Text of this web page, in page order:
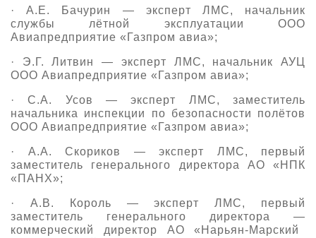
· А.Е. Бачурин — эксперт ЛМС, начальник
службы лётной эксплуатации ООО
Авиапредприятие «Газпром авиа»;
· Э.Г. Литвин— эксперт ЛМС, начальник АУЦ
ООО Авиапредприятие «Газпром авиа»;
· С.А. Усов — эксперт ЛМС, заместитель
начальника инспекции по безопасности полётов
ООО Авиапредприятие «Газпром авиа»;
· А.А. Скориков — эксперт ЛМС, первый
заместитель генерального директора АО «НПК
«ПАНХ»;
· А.В. Король — эксперт ЛМС, первый
заместитель генерального директора —
коммерческий директор АО «Нарьян-Марский